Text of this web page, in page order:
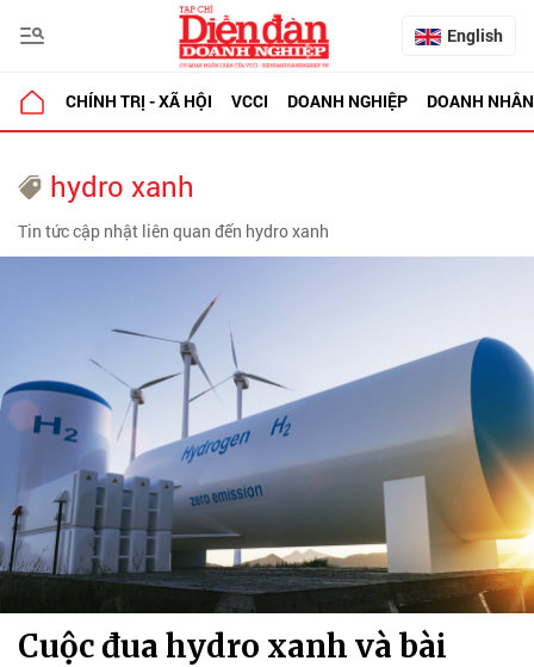
English
CHÍNH TRỊ - XÃ HỘI VCCI DOANH NGHIỆP DOANH NHÂN
hydro xanh
Tin tức cập nhật liên quan đến hydro xanh
Cuộc đua hydro xanh và bài